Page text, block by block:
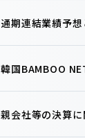
通期連結業績予
韓国BAMBOO
親会社等の決算